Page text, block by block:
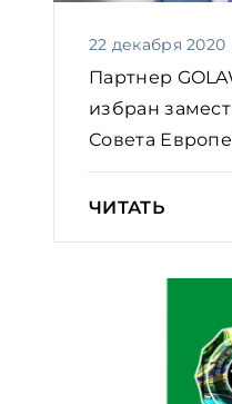
22 декабря 2020
Партнер
избран
Совета
ЧИТАТЬ